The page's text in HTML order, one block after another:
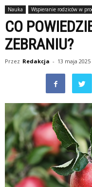
Nauka Wspieranie rodziców w
CO
ZEBRANIU?
Przez Redakcja - 13 maja 2025